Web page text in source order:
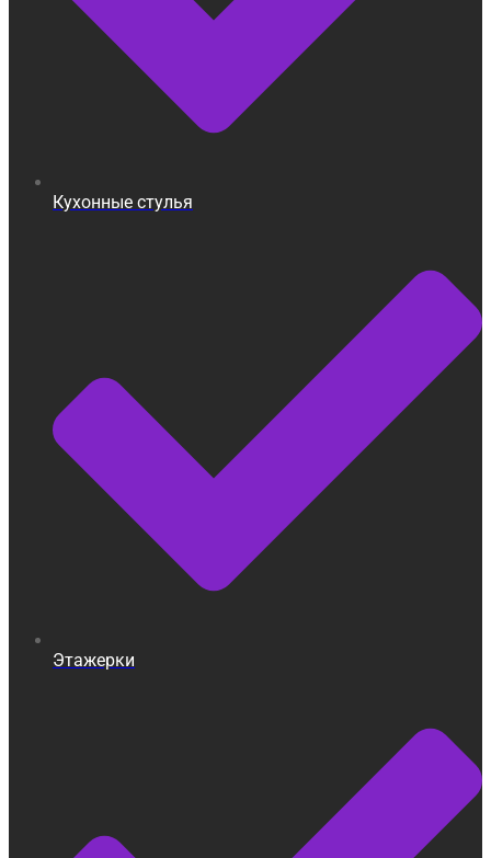
Кухонные стулья
Этажерки